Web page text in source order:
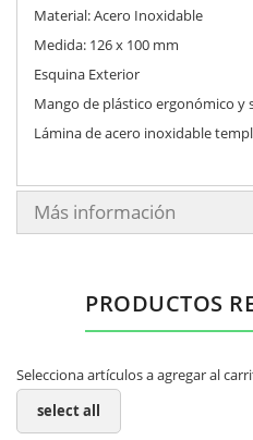
Material: Acero Inoxidable
Medida: 126 x 100 mm
Esquina Exterior
Mango de plástico ergonómico y
Lámina de acero inoxidable
Más información
PRODUCTOS
Selecciona artículos a agregar al
select all